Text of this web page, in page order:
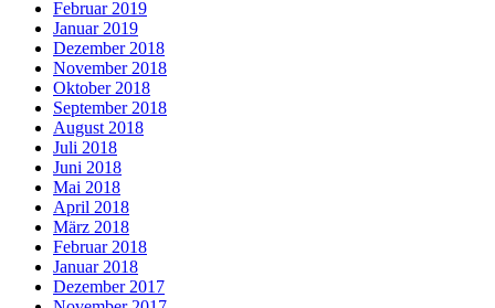
Februar 2019
Januar 2019
Dezember 2018
November 2018
Oktober 2018
September 2018
August 2018
Juli 2018
Juni 2018
Mai 2018
April 2018
März 2018
Februar 2018
Januar 2018
Dezember 2017